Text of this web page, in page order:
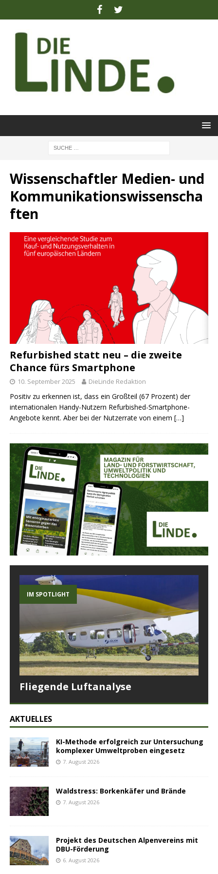
Wissenschaftler Medien- und
Kommunikationswissenscha
ften
Refurbished statt neu – die zweite
Chance fürs Smartphone
10. September 2025 DieLinde Redaktion
Positiv zu erkennen ist, dass ein Großteil (67 Prozent) der
internationalen Handy-Nutzern Refurbished-Smartphone-
Angebote kennt. Aber bei der Nutzerrate von einem […]
IM SPOTLIGHT
Fliegende Luftanalyse
AKTUELLES
KI-Methode erfolgreich zur Untersuchung
komplexer Umweltproben eingesetz
7. August 2026
Waldstress: Borkenkäfer und Brände
7. August 2026
Projekt des Deutschen Alpenvereins mit
DBU-Förderung
6. August 2026